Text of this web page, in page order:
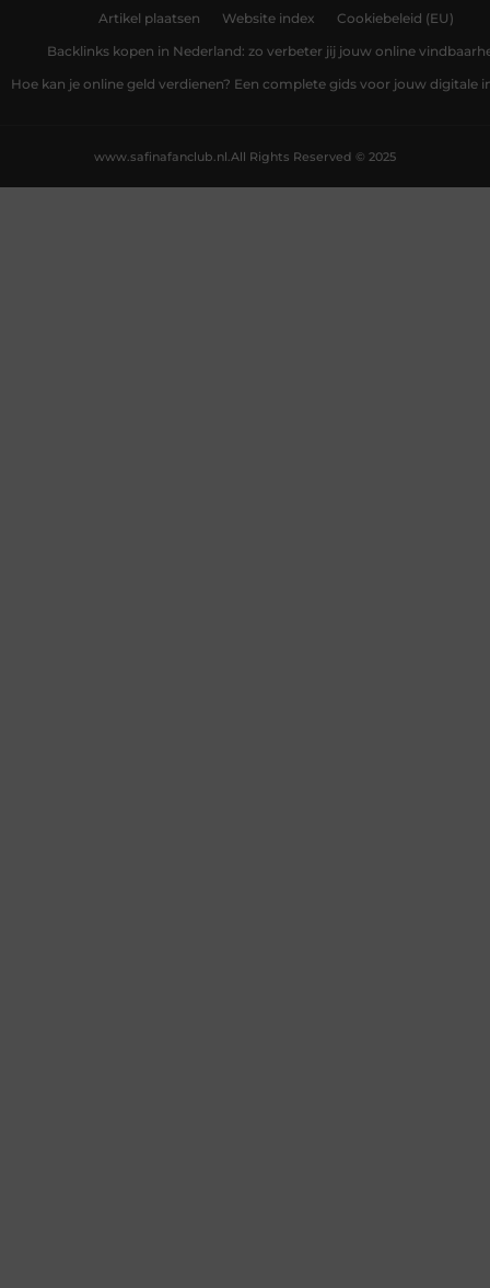
Artikel plaatsen Website index Cookiebeleid (EU)
Backlinks kopen in Nederland: zo verbeter jij jouw online
Hoe kan je online geld verdienen? Een complete gids voor jouw digitale
All Rights Reserved © 2025
www.safinafanclub.nl.